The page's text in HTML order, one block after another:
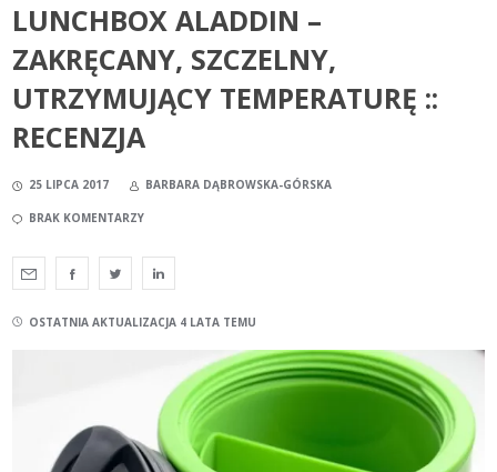
LUNCHBOX ALADDIN –
ZAKRĘCANY, SZCZELNY,
UTRZYMUJĄCY TEMPERATURĘ ::
RECENZJA
25 LIPCA 2017 BARBARA DĄBROWSKA-GÓRSKA
BRAK KOMENTARZY
OSTATNIA AKTUALIZACJA 4 LATA TEMU